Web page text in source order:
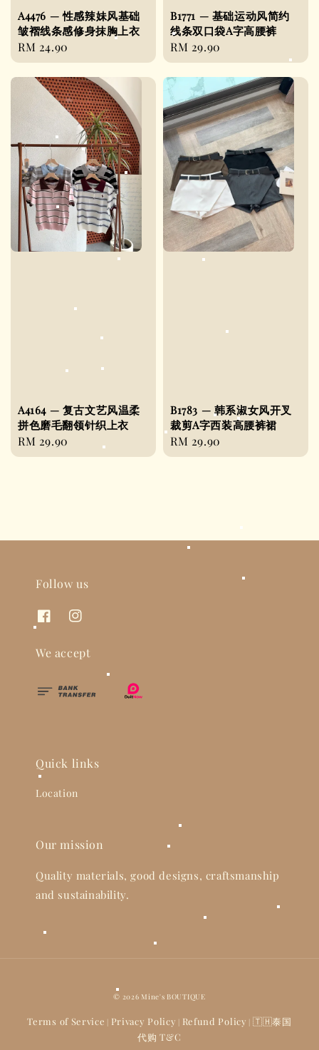
A4476 — 性感辣妹风基础
皱褶线条感修身抹胸上衣
Regular
price
RM 24.90
B1771 — 基础运动风简约
线条双口袋A字高腰裤
Regular
price
RM 29.90
A4164 — 复古文艺风温柔
拼色磨毛翻领针织上衣
Regular
price
RM 29.90
B1783 — 韩系淑女风开叉
裁剪A字西装高腰裤裙
Regular
price
RM 29.90
Follow us
We accept
Quick links
Location
Our mission
Quality materials, good designs, craftsmanship
and sustainability.
© 2026 Mine's BOUTIQUE
Terms of Service Privacy Policy Refund Policy 🇹🇭泰国
代购 T&C